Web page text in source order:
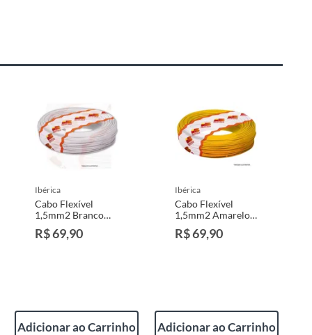
ibérica
Cabo Flexível
1,5mm2 Branco
Rolo 25M
R$ 69,90
Adicionar ao Carrinho
ibérica
Cabo Flexível
1,5mm2 Amarelo
Rolo 25M
R$ 69,90
Adicionar ao Carrinho